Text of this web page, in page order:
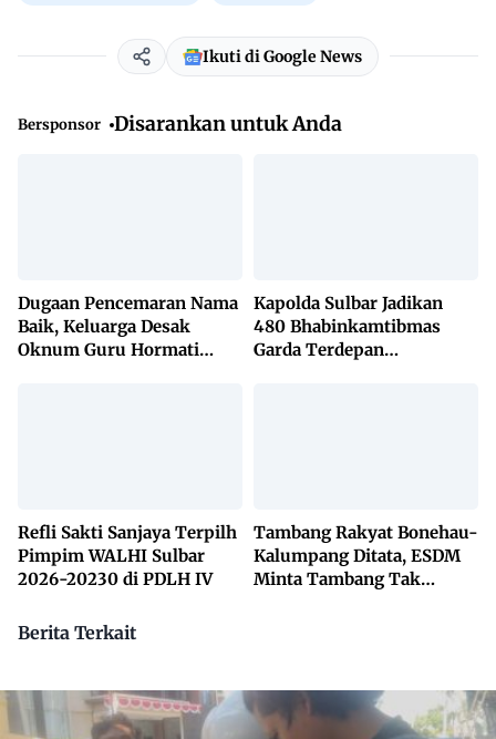
Ikuti di Google News
Bersponsor Disarankan untuk Anda
Dugaan Pencemaran Nama
Baik, Keluarga Desak
Oknum Guru Hormati
Kapolda Sulbar Jadikan
480 Bhabinkamtibmas
Garda Terdepan
Refli Sakti Sanjaya Terpilh
Pimpim WALHI Sulbar
2026-20230 di PDLH IV
Tambang Rakyat Bonehau-
Kalumpang Ditata, ESDM
Minta Tambang Tak
Berita Terkait